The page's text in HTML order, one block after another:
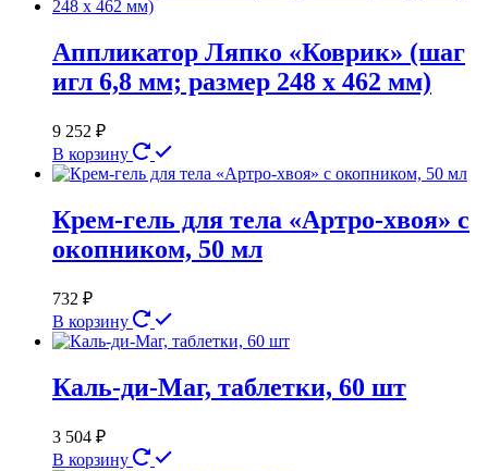
Аппликатор Ляпко «Коврик» (шаг
игл 6,8 мм; размер 248 х 462 мм)
9 252 ₽
В корзину
Крем-гель для тела «Артро-хвоя» с
окопником, 50 мл
732 ₽
В корзину
Каль-ди-Маг, таблетки, 60 шт
3 504 ₽
В корзину